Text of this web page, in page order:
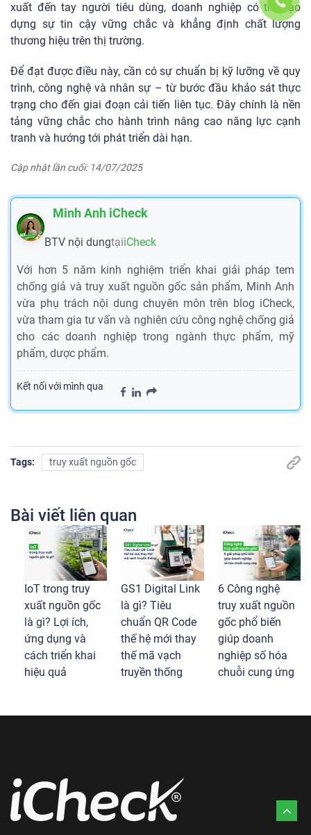
xuất đến tay người tiêu dùng, doanh nghiệp có thể tạo
dựng sự tin cậy vững chắc và khẳng định chất lượng
thương hiệu trên thị trường.
Để đạt được điều này, cần có sự chuẩn bị kỹ lưỡng về quy
trình, công nghệ và nhân sự – từ bước đầu khảo sát thực
trạng cho đến giai đoạn cải tiến liên tục. Đây chính là nền
tảng vững chắc cho hành trình nâng cao năng lực cạnh
tranh và hướng tới phát triển dài hạn.
Cập nhật lần cuối: 14/07/2025
Minh Anh iCheck
BTV nội dungtạiiCheck
Với hơn 5 năm kinh nghiệm triển khai giải pháp tem
chống giả và truy xuất nguồn gốc sản phẩm, Minh Anh
vừa phụ trách nội dung chuyên môn trên blog iCheck,
vừa tham gia tư vấn và nghiên cứu công nghệ chống giả
cho các doanh nghiệp trong ngành thực phẩm, mỹ
phẩm, dược phẩm.
Kết nối với mình qua
Tags: truy xuất nguồn gốc
Bài viết liên quan
IoT trong truy
xuất nguồn gốc
là gì? Lợi ích,
ứng dụng và
cách triển khai
hiệu quả
GS1 Digital Link
là gì? Tiêu
chuẩn QR Code
thế hệ mới thay
thế mã vạch
truyền thống
6 Công nghệ
truy xuất nguồn
gốc phổ biến
giúp doanh
nghiệp số hóa
chuỗi cung ứng